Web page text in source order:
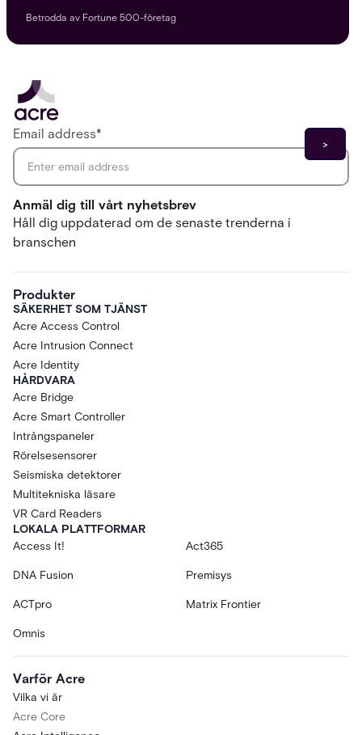
Betrodda av Fortune 500-företag
Anmäl dig till vårt nyhetsbrev
Håll dig uppdaterad om de senaste trenderna i
branschen
Email address*
Produkter
SÄKERHET SOM TJÄNST
Acre Access Control
Acre Intrusion Connect
Acre Identity
HÅRDVARA
Acre Bridge
Acre Smart Controller
Intrångspaneler
Rörelsesensorer
Seismiska detektorer
Multitekniska läsare
VR Card Readers
LOKALA PLATTFORMAR
Access It!
Act365
DNA Fusion Premisys
ACTpro Matrix Frontier
Omnis
Varför Acre
Vilka vi är
Acre Core